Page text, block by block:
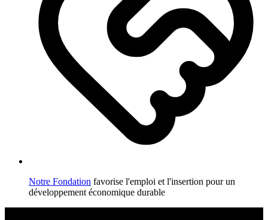
Notre Fondation favorise l'emploi et l'insertion pour un
développement économique durable